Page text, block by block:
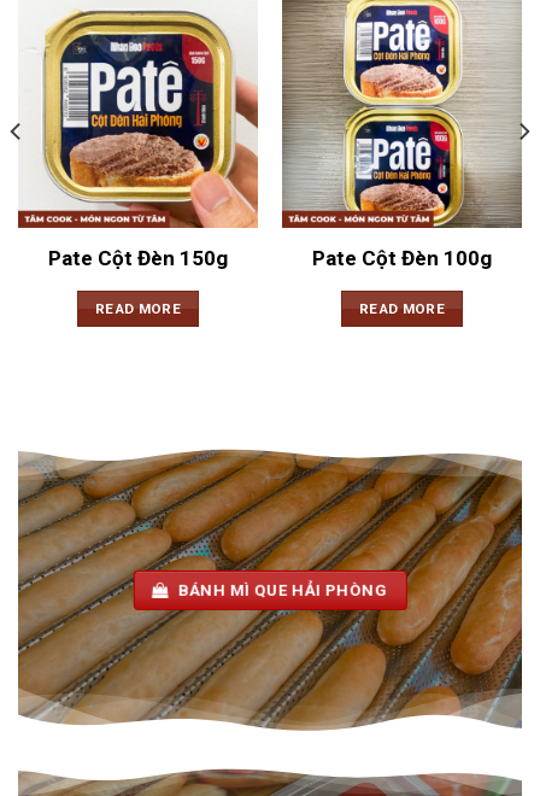
Pate Cột Đèn 150g
READ MORE
Pate Cột Đèn 100g
READ MORE
BÁNH MÌ QUE HẢI PHÒNG